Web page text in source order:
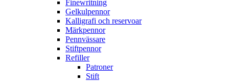
Finewritning
Gelkulpennor
Kalligrafi och reservoar
Märkpennor
Pennvässare
Stiftpennor
Refiller
Patroner
Stift